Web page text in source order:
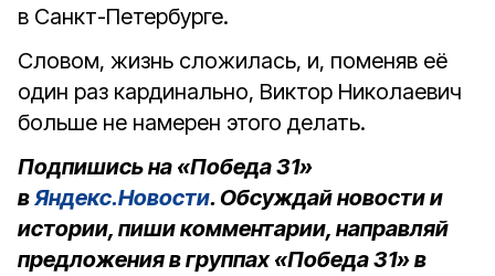
в Санкт-Петербурге.
Словом, жизнь сложилась, и, поменяв её
один раз кардинально, Виктор Николаевич
больше не намерен этого делать.
Подпишись на «Победа 31»
вЯндекс.Новости. Обсуждай новости и
истории, пиши комментарии, направляй
предложения в группах «Победа 31» в